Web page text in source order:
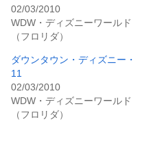
02/03/2010
WDW・ディズニーワールド
（フロリダ）
ダウンタウン・ディズニー・
11
02/03/2010
WDW・ディズニーワールド
（フロリダ）